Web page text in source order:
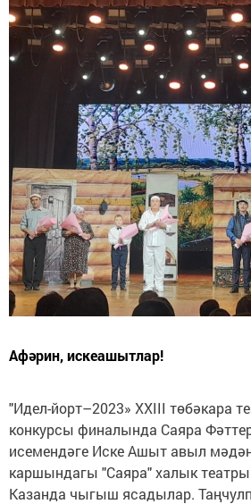
Афәрин, искеашытлар!
"Идел-йорт–2023» ХХІІІ төбәкара
конкурсы финалында Саяра
исемендәге Иске Ашыт авыл
каршындагы "Саяра" халык
Казанда чыгыш ясадылар.